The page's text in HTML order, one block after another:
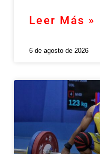
Leer Más »
6 de agosto de 2026